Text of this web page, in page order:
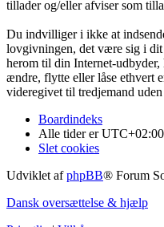
tillader og/eller afviser som
Du indvilliger i ikke at
lovgivningen, det være sig i dit
herom til din Internet-
ændre, flytte eller låse ethvert
videregivet til tredjemand
Boardindeks
Alle tider erUTC+02:00
Slet cookies
Udviklet afphpBB® Forum
Dansk oversættelse & hjælp